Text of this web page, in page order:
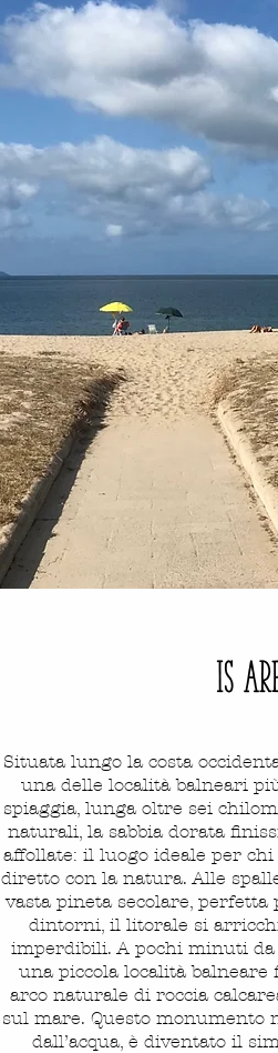
is
Situata lungo la costa
una delle località balneari
spiaggia, lunga oltre sei
naturali, la sabbia dorata
affollate: il luogo ideale per
diretto con la natura. Alle
vasta pineta secolare, perfetta
dintorni, il litorale si
imperdibili. A pochi minuti da
una piccola località
arco naturale di roccia
sul mare. Questo monumento
dall’acqua, è diventato il